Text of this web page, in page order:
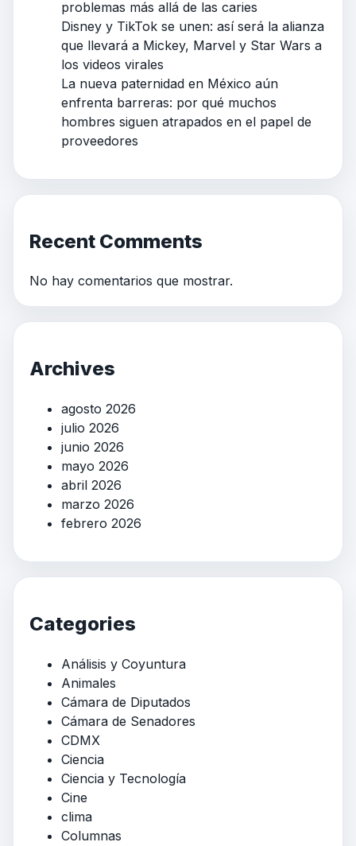
problemas más allá de las caries
Disney y TikTok se unen: así será la alianza
que llevará a Mickey, Marvel y Star Wars a
los videos virales
La nueva paternidad en México aún
enfrenta barreras: por qué muchos
hombres siguen atrapados en el papel de
proveedores
Recent Comments
No hay comentarios que mostrar.
Archives
agosto 2026
julio 2026
junio 2026
mayo 2026
abril 2026
marzo 2026
febrero 2026
Categories
Análisis y Coyuntura
Animales
Cámara de Diputados
Cámara de Senadores
CDMX
Ciencia
Ciencia y Tecnología
Cine
clima
Columnas